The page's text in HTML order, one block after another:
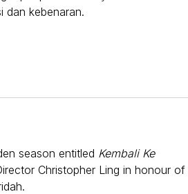
dan kebenaran.
season entitled Kembali Ke
Christopher Ling in honour of